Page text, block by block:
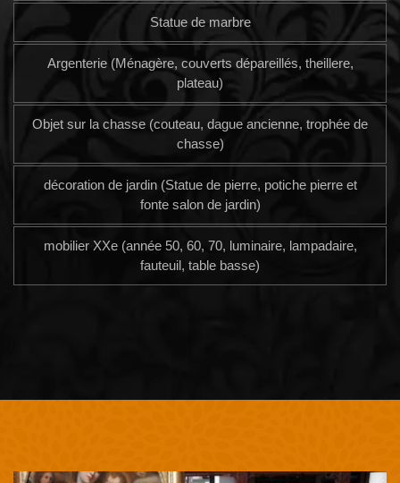
Statue de marbre
Argenterie (Ménagère, couverts dépareillés, theillere,
plateau)
Objet sur la chasse (couteau, dague ancienne, trophée de
chasse)
décoration de jardin (Statue de pierre, potiche pierre et
fonte salon de jardin)
mobilier XXe (année 50, 60, 70, luminaire, lampadaire,
fauteuil, table basse)